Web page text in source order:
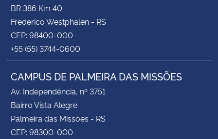
BR 386 Km 40
Frederico Westphalen - RS
CEP: 98400-000
+55 (55) 3744-0600
CAMPUS DE PALMEIRA DAS MISSÕES
Av. Independência, nº 3751
Bairro Vista Alegre
Palmeira das Missões - RS
CEP: 98300-000